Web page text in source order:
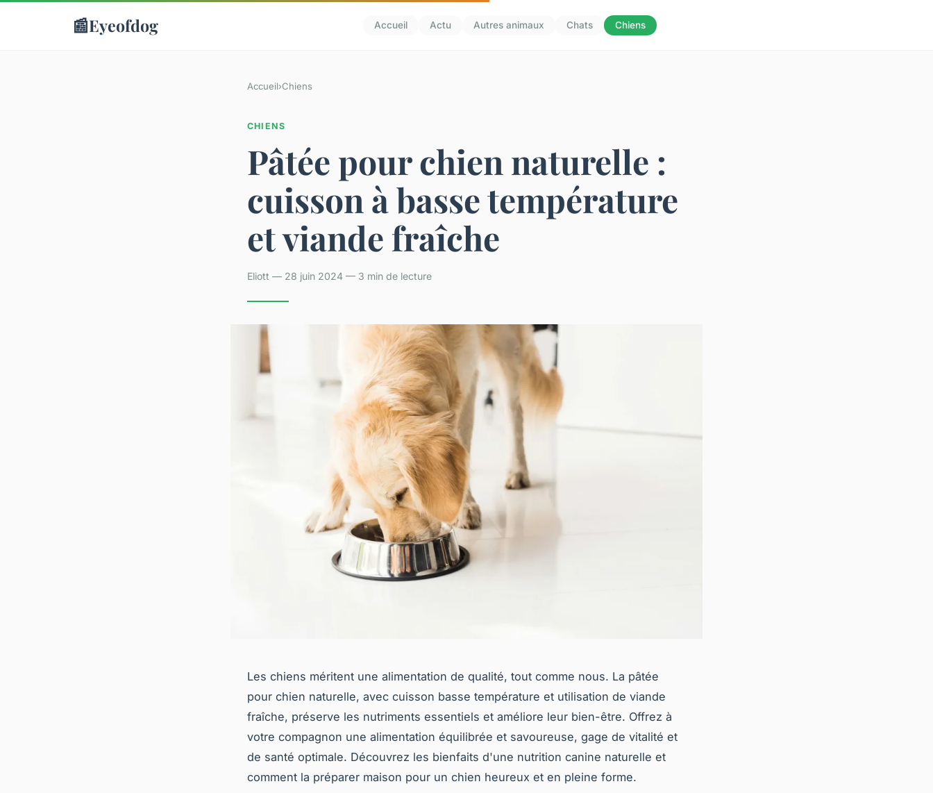
📰Eyeofdog Accueil Actu Autres animaux Chats Chiens
Accueil›Chiens
CHIENS
Pâtée pour chien naturelle :
cuisson à basse température
et viande fraîche
Eliott — 28 juin 2024 — 3 min de lecture
Les chiens méritent une alimentation de qualité, tout comme nous. La pâtée
pour chien naturelle, avec cuisson basse température et utilisation de viande
fraîche, préserve les nutriments essentiels et améliore leur bien-être. Offrez à
votre compagnon une alimentation équilibrée et savoureuse, gage de vitalité et
de santé optimale. Découvrez les bienfaits d'une nutrition canine naturelle et
comment la préparer maison pour un chien heureux et en pleine forme.